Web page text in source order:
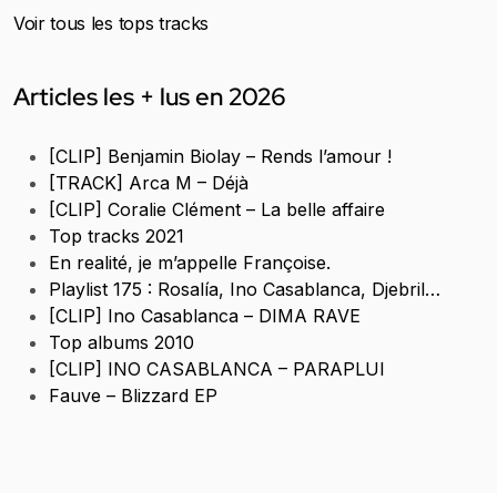
Voir tous les tops tracks
Articles les + lus en 2026
[CLIP] Benjamin Biolay – Rends l’amour !
[TRACK] Arca M – Déjà
[CLIP] Coralie Clément – La belle affaire
Top tracks 2021
En realité, je m’appelle Françoise.
Playlist 175 : Rosalía, Ino Casablanca, Djebril…
[CLIP] Ino Casablanca – DIMA RAVE
Top albums 2010
[CLIP] INO CASABLANCA – PARAPLUI
Fauve – Blizzard EP